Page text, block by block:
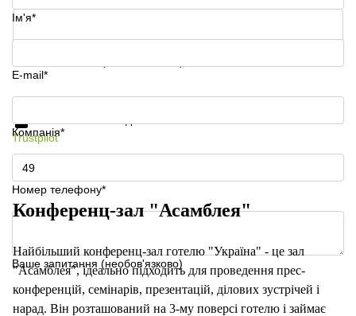
Ім'я*
E-mail*
Компанія*
Номер телефону*
Ваше запитання (необов'язково)
Отримати інформацію та ціни
Trustpilot
Конференц-зал "Асамблея"
Найбільший конференц-зал готелю "Україна" - це зал
"Асамблея", ідеально підходить для проведення прес-
конференцій, семінарів, презентацій, ділових зустрічей і
нарад. Він розташований на 3-му поверсі готелю і займає